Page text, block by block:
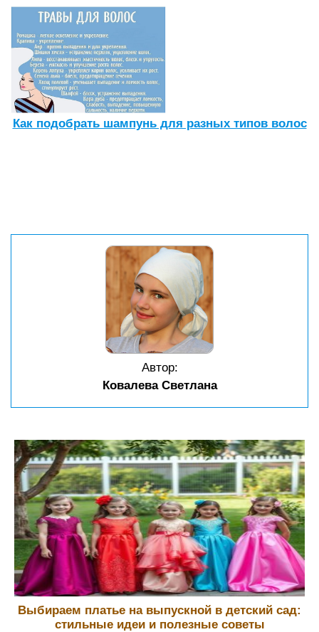
Как подобрать шампунь для разных типов волос
Автор:
Ковалева Светлана
Выбираем платье на выпускной в детский сад:
стильные идеи и полезные советы